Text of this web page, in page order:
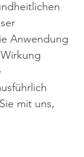
Anwendung
mit uns,